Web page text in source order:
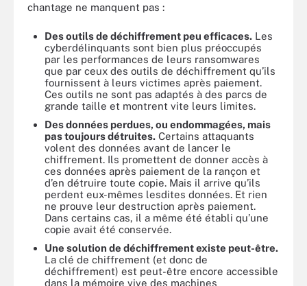
chantage ne manquent pas :
Des outils de déchiffrement peu efficaces. Les
cyberdélinquants sont bien plus préoccupés
par les performances de leurs ransomwares
que par ceux des outils de déchiffrement qu’ils
fournissent à leurs victimes après paiement.
Ces outils ne sont pas adaptés à des parcs de
grande taille et montrent vite leurs limites.
Des données perdues, ou endommagées, mais
pas toujours détruites. Certains attaquants
volent des données avant de lancer le
chiffrement. Ils promettent de donner accès à
ces données après paiement de la rançon et
d’en détruire toute copie. Mais il arrive qu’ils
perdent eux-mêmes lesdites données. Et rien
ne prouve leur destruction après paiement.
Dans certains cas, il a même été établi qu’une
copie avait été conservée.
Une solution de déchiffrement existe peut-être.
La clé de chiffrement (et donc de
déchiffrement) est peut-être encore accessible
dans la mémoire vive des machines